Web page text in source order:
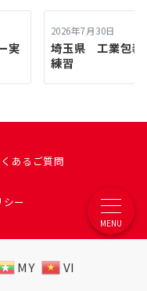
実
2026年7月30日
埼玉県 工業包
練習
あるご質問
シー
MY VI
MENU